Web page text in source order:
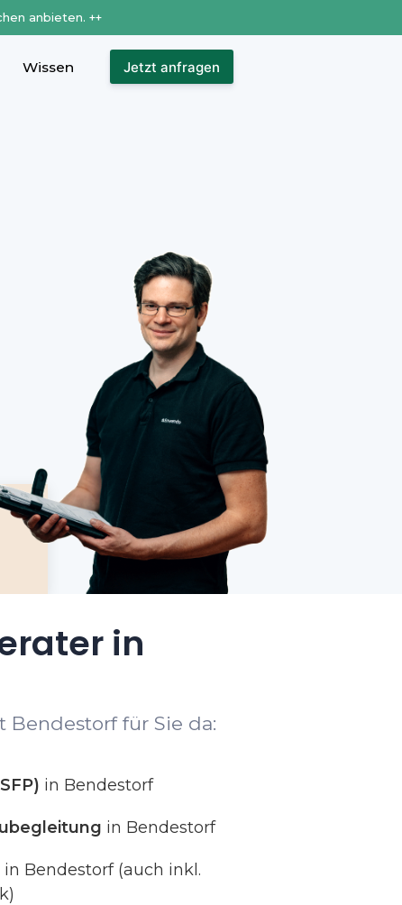
anbieten. ++
Wissen Jetzt anfragen
in
für Sie da:
in Bendestorf
in Bendestorf
in Bendestorf (auch inkl.